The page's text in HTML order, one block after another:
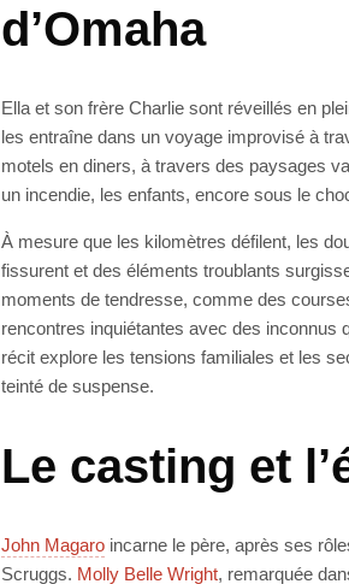
d’Omaha
Ella et son frère Charlie sont réveillés en
les entraîne dans un voyage improvisé à
motels en diners, à travers des paysages
un incendie, les enfants, encore sous le
À mesure que les kilomètres défilent, les
fissurent et des éléments troublants
moments de tendresse, comme des
rencontres inquiétantes avec des inconnus
récit explore les tensions familiales et les
teinté de suspense.
Le casting et
John Magaro incarne le père, après ses
Scruggs. Molly Belle Wright, remarquée